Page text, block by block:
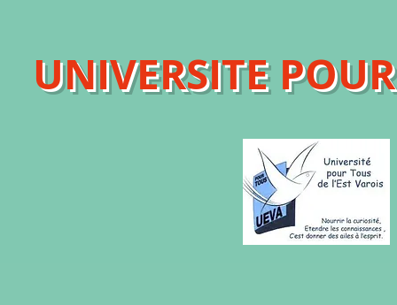
UNIVERSITE
Maison
83700